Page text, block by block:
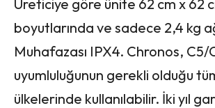
Üreticiye göre ünite 62 cm x 62
boyutlarında ve sadece 2,4 kg
Muhafazası IPX4. Chronos, C5/
uyumluluğunun gerekli olduğu
ülkelerinde kullanılabilir. İki yıl